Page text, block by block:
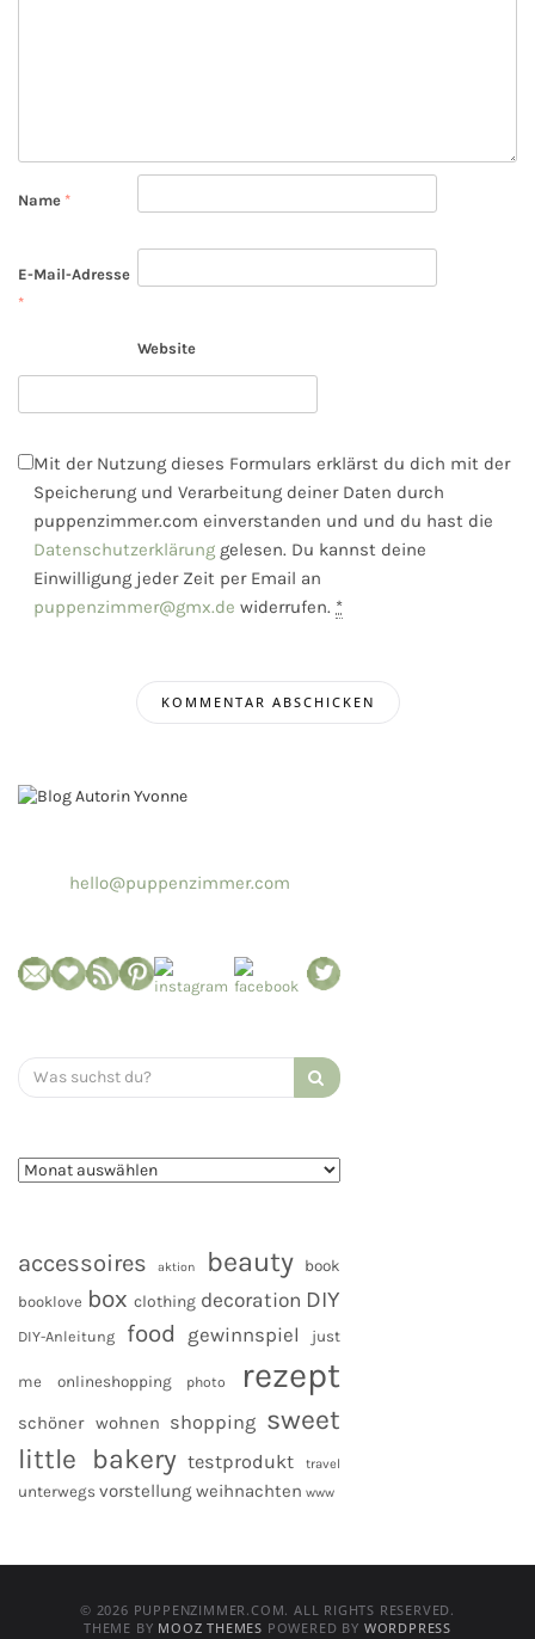
Name *
E-Mail-Adresse
*
Website
Mit der Nutzung dieses Formulars erklärst du dich mit der
Speicherung und Verarbeitung deiner Daten durch
puppenzimmer.com einverstanden und und du hast die
Datenschutzerklärung gelesen. Du kannst deine
Einwilligung jeder Zeit per Email an
puppenzimmer@gmx.de widerrufen. *
hello@puppenzimmer.com
Search
for:
accessoires aktion beauty
book
booklove box clothing decoration DIY
DIY-Anleitung food gewinnspiel just
me onlineshopping photo rezept
schöner wohnen shopping sweet
little bakery testprodukt travel
unterwegs vorstellung weihnachten www
© 2026 PUPPENZIMMER.COM. ALL RIGHTS RESERVED.
THEME BY MOOZ THEMES POWERED BY WORDPRESS